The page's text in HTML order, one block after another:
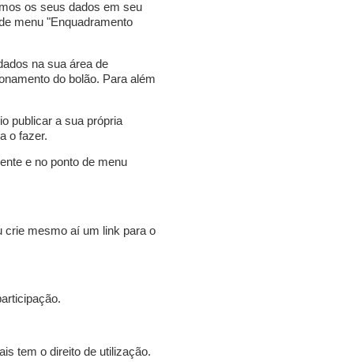
os seus dados em seu
menu "Enquadramento
na sua área de
do bolão. Para além
publicar a sua própria
o fazer.
e no ponto de menu
crie mesmo aí um link para o
tem o direito de utilização.